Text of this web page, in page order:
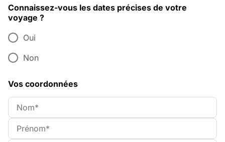
Connaissez-vous les dates précises de votre
voyage ?
Oui
Non
Vos coordonnées